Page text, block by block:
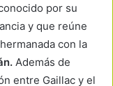
por su
y que reúne
con la
Además de
entre Gaillac y el